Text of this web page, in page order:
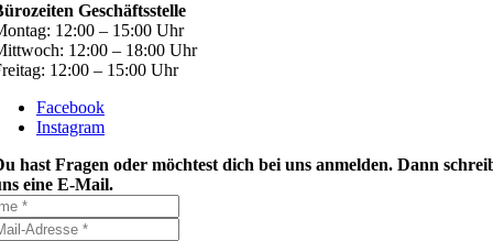
Geschäftsstelle
12:00 – 15:00 Uhr
12:00 – 18:00 Uhr
12:00 – 15:00 Uhr
Facebook
Instagram
hast Fragen oder möchtest dich bei uns anmelden. Dann
eine E-Mail.